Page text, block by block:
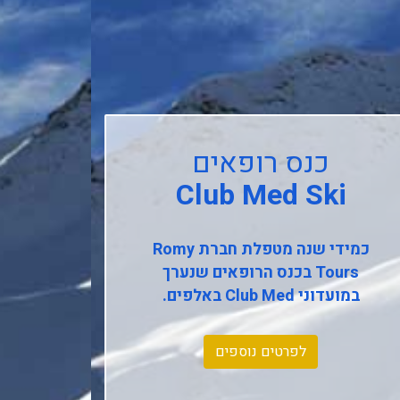
כנס רופאים
Club Med Ski
כמידי שנה מטפלת חברתRomy
Toursבכנס הרופאים שנערך
במועדוניClub Medבאלפים.
לפרטים נוספים